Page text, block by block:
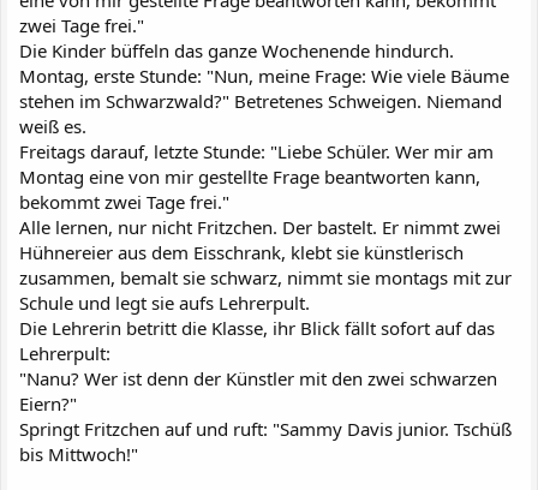
zwei Tage frei."
Die Kinder büffeln das ganze Wochenende hindurch.
Montag, erste Stunde: "Nun, meine Frage: Wie viele Bäume
stehen im Schwarzwald?" Betretenes Schweigen. Niemand
weiß es.
Freitags darauf, letzte Stunde: "Liebe Schüler. Wer mir am
Montag eine von mir gestellte Frage beantworten kann,
bekommt zwei Tage frei."
Alle lernen, nur nicht Fritzchen. Der bastelt. Er nimmt zwei
Hühnereier aus dem Eisschrank, klebt sie künstlerisch
zusammen, bemalt sie schwarz, nimmt sie montags mit zur
Schule und legt sie aufs Lehrerpult.
Die Lehrerin betritt die Klasse, ihr Blick fällt sofort auf das
Lehrerpult:
"Nanu? Wer ist denn der Künstler mit den zwei schwarzen
Eiern?"
Springt Fritzchen auf und ruft: "Sammy Davis junior. Tschüß
bis Mittwoch!"